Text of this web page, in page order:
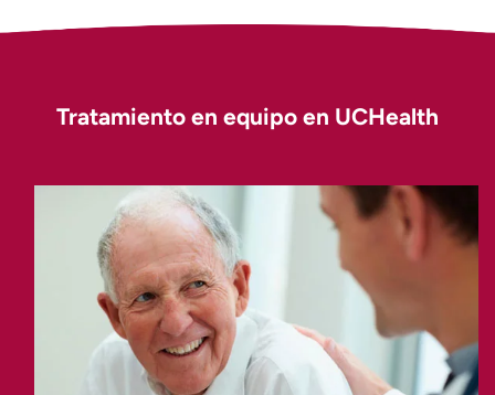
Tratamiento en equipo en UCHealth